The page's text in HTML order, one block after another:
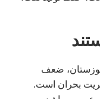
ضعف
بحران است.